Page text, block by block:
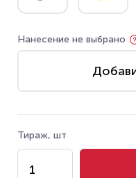
Нанесение не выбрано
Тираж, шт